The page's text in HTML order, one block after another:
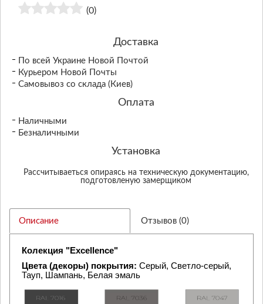
(0)
Доставка
По всей Украине Новой Почтой
Курьером Новой Почты
Самовывоз со склада (Киев)
Оплата
Наличными
Безналичными
Установка
Рассчитываеться опираясь на техническую документацию,
подготовленую замерщиком
Описание Отзывов (0)
Колекция "Excellence"
Цвета (декоры) покрытия: Серый, Светло-серый,
Тауп, Шампань, Белая эмаль